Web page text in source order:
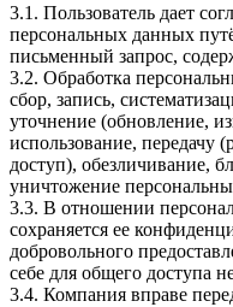
3.1. Пользователь дает
персональных данных
письменный запрос,
3.2. Обработка
сбор, запись,
уточнение (обновление,
использование, передачу
доступ), обезличивание,
уничтожение
3.3. В отношении
сохраняется ее
добровольного
себе для общего доступа
3.4. Компания вправе